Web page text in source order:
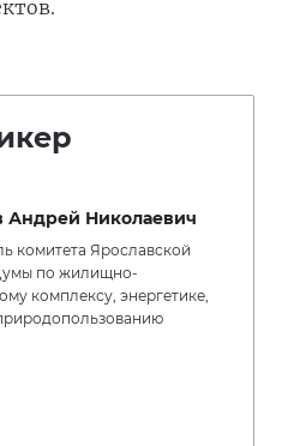
Николаевич
комитета Ярославской
по жилищно-
комплексу, энергетике,